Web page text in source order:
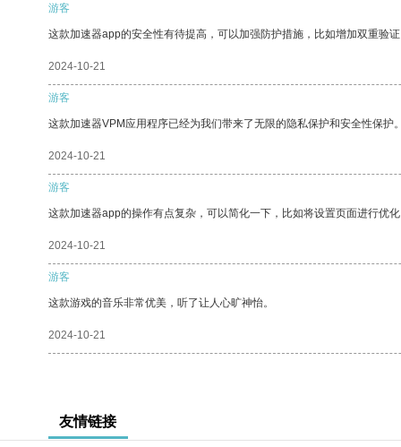
游客
这款加速器app的安全性有待提高，可以加强防护措施，比如增加双重验
2024-10-21
游客
这款加速器VPM应用程序已经为我们带来了无限的隐私保护和安全性保护
2024-10-21
游客
这款加速器app的操作有点复杂，可以简化一下，比如将设置页面进行优
2024-10-21
游客
这款游戏的音乐非常优美，听了让人心旷神怡。
2024-10-21
友情链接